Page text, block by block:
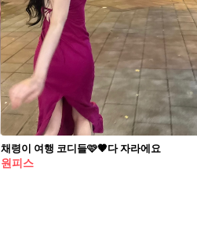
채령이 여행 코디들🩷🤎다 자라에요
원피스